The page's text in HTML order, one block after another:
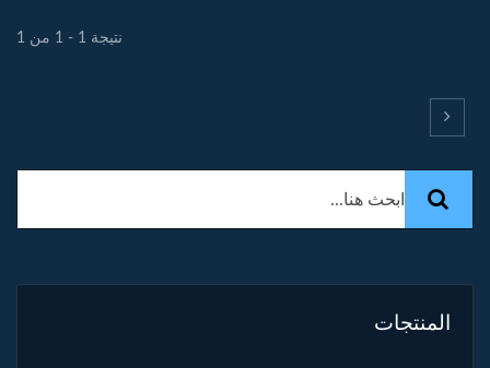
نتيجة 1 - 1 من 1
المنتجات